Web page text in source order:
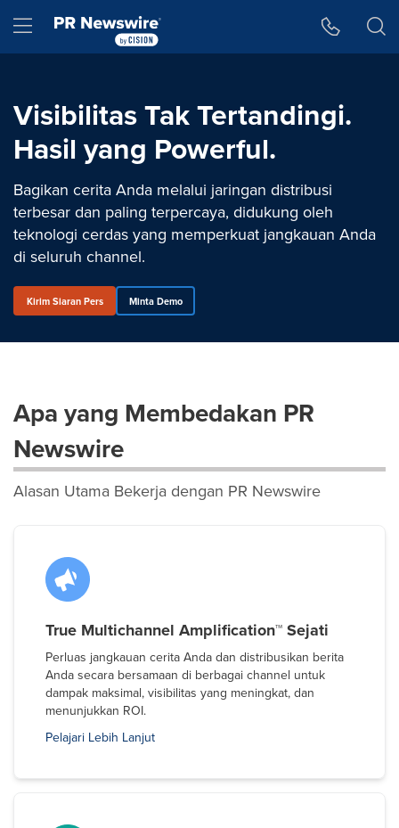
Hamburger menu
Visibilitas Tak Tertandingi.
Hasil yang Powerful.
Bagikan cerita Anda melalui jaringan distribusi
terbesar dan paling terpercaya, didukung oleh
teknologi cerdas yang memperkuat jangkauan Anda
di seluruh channel.
Kirim Siaran Pers Minta Demo
Apa yang Membedakan PR
Newswire
Alasan Utama Bekerja dengan PR Newswire
True Multichannel Amplification™ Sejati
Perluas jangkauan cerita Anda dan distribusikan berita
Anda secara bersamaan di berbagai channel untuk
dampak maksimal, visibilitas yang meningkat, dan
menunjukkan ROI.
Pelajari Lebih Lanjut